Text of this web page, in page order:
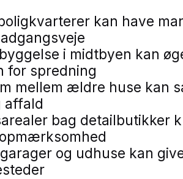
kan have
i midtbyen kan
for spredning
mellem ældre huse kan
affald
bag detailbutikker
og udhuse kan